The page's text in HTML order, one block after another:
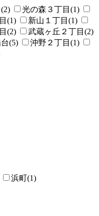
光の森３丁目(1)
(1)
新山１丁目(1)
(2)
武蔵ヶ丘２丁目(2)
(5)
沖野２丁目(1)
浜町(1)